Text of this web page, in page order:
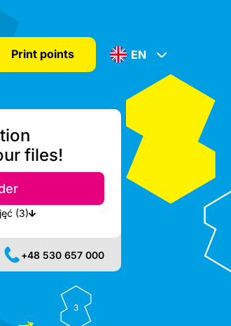
Print points EN
files!
available printers zdjęć (3)
+48 530 657 000
3